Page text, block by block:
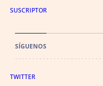
SUSCRIPTOR
SÍGUENOS
TWITTER